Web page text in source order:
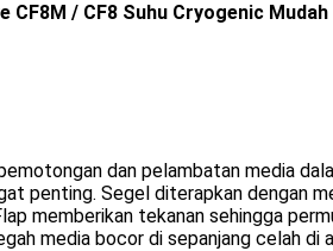
CF8M / CF8 Suhu Cryogenic
dan pelambatan media
penting. Segel diterapkan dengan
memberikan tekanan sehingga
media bocor di sepanjang celah di